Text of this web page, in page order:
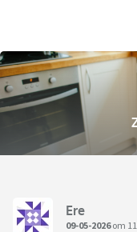
Ere
09-05-2026om